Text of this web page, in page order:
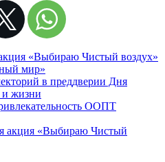
«Выбираю Чистый воздух»
мир»
в преддверии Дня
и жизни
ООПТ
акция «Выбираю Чистый